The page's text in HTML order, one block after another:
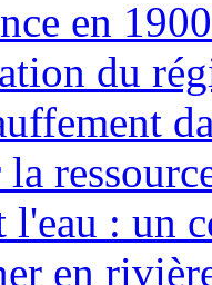
en 1900
du
l'eau : un
en